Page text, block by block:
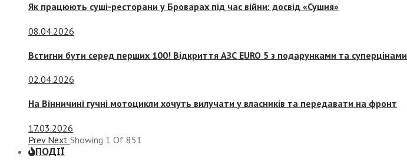
Як працюють суші-ресторани у Броварах під час війни: досвід «Сушия»
08.04.2026
Встигни бути серед перших 100! Відкриття АЗС EURO 5 з подарунками та суперцінами
02.04.2026
На Вінничині гучні мотоцикли хочуть вилучати у власників та передавати на фронт
17.03.2026
Prev Next Showing 1 Of 851
ПОДІЇ